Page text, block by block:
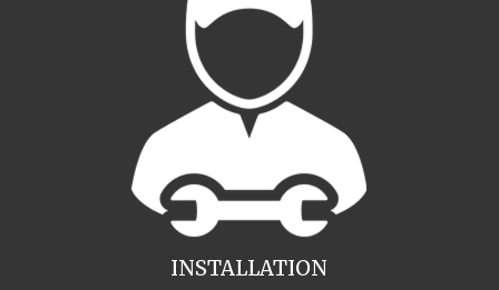
INSTALLATION